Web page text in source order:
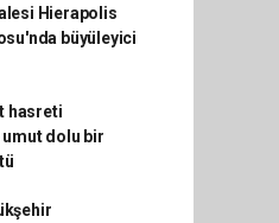
Hierapolis
büyüleyici
hasreti
umut dolu bir